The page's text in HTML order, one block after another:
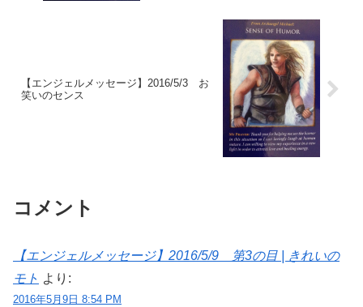
【エンジェルメッセージ】2016/5/3 お
笑いのセンス
コメント
【エンジェルメッセージ】2016/5/9 第3の目 | きれいの
モト より:
2016年5月9日 8:54 PM